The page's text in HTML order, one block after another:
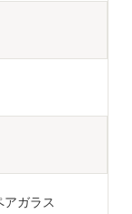
アガラス